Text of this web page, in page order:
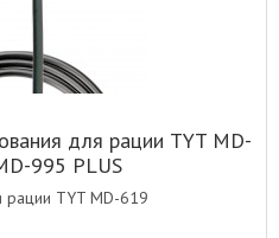
для рации TYT MD-
995 PLUS
рации TYT MD-619